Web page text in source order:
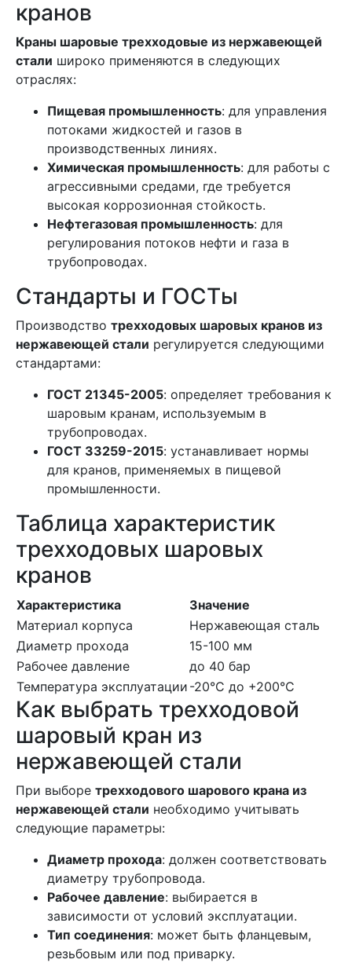
кранов
Краны шаровые трехходовые из нержавеющей
стали широко применяются в следующих
отраслях:
Пищевая промышленность: для управления
потоками жидкостей и газов в
производственных линиях.
Химическая промышленность: для работы с
агрессивными средами, где требуется
высокая коррозионная стойкость.
Нефтегазовая промышленность: для
регулирования потоков нефти и газа в
трубопроводах.
Стандарты и ГОСТы
Производство трехходовых шаровых кранов из
нержавеющей стали регулируется следующими
стандартами:
ГОСТ 21345-2005: определяет требования к
шаровым кранам, используемым в
трубопроводах.
ГОСТ 33259-2015: устанавливает нормы
для кранов, применяемых в пищевой
промышленности.
Таблица характеристик
трехходовых шаровых
кранов
Характеристика
Значение
Материал корпуса
Нержавеющая сталь
Диаметр прохода
15-100 мм
Рабочее давление
до 40 бар
Температура эксплуатации -20°C до +200°C
Как выбрать трехходовой
шаровый кран из
нержавеющей стали
При выборе трехходового шарового крана из
нержавеющей стали необходимо учитывать
следующие параметры:
Диаметр прохода: должен соответствовать
диаметру трубопровода.
Рабочее давление: выбирается в
зависимости от условий эксплуатации.
Тип соединения: может быть фланцевым,
резьбовым или под приварку.